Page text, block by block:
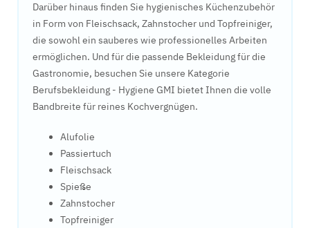
Darüber hinaus finden Sie hygienisches Küchenzubehör
in Form von Fleischsack, Zahnstocher und Topfreiniger,
die sowohl ein sauberes wie professionelles Arbeiten
ermöglichen. Und für die passende Bekleidung für die
Gastronomie, besuchen Sie unsere Kategorie
Berufsbekleidung - Hygiene GMI bietet Ihnen die volle
Bandbreite für reines Kochvergnügen.
Alufolie
Passiertuch
Fleischsack
Spieße
Zahnstocher
Topfreiniger